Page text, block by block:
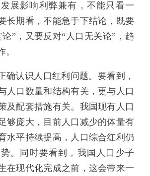
展影响利弊兼有，不能只看一
长期看，不能急于下结论，既要
”，又要反对“人口无关论”，趋
确认识人口红利问题。要看到，
人口数量和结构有关，更与人口
及配套措施有关。我国现有人口
够庞大，目前人口减少的体量有
水平持续提高，人口综合红利仍
。同时要看到，我国人口少子
在现代化完成之前，这会带来一